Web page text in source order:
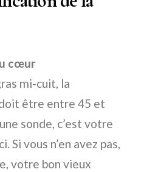
cœur
mi-cuit, la
être entre 45 et
sonde, c’est votre
Si vous n’en avez pas,
votre bon vieux